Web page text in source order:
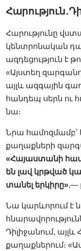
Հարություն․
Հարությունը
կենտրոնական
ազդեցություն է
«Այստեղ
այլև ազգային
հանդեպ սերն ու
նա։
Նրա համոզմամբ՝
քաղաքների
«Հայաստանի
են լավ կրթված
տանել երկիրը»,—
Նա կարևորում է
Դիլիջանում,
քաղաքներում։